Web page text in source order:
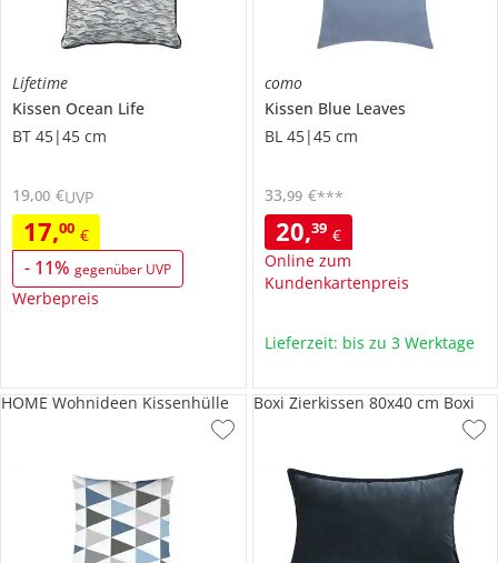
Lifetime
Kissen Ocean Life
BT 45|45 cm
17,00 €
- 11% gegenüber UVP
Werbepreis
19,00 €UVP
como
Kissen Blue Leaves
BL 45|45 cm
20,39 €
Online zum
Kundenkartenpreis
33,99 €***
Lieferzeit: bis zu 3 Werktage
HOME Wohnideen Kissenhülle Boxi Zierkissen 80x40 cm Boxi